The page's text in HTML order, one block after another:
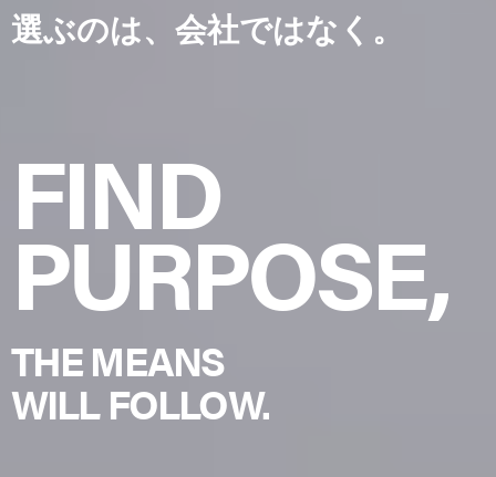
選ぶのは、会社ではなく。
FIND
PURPOSE,
THE MEANS
WILL FOLLOW.